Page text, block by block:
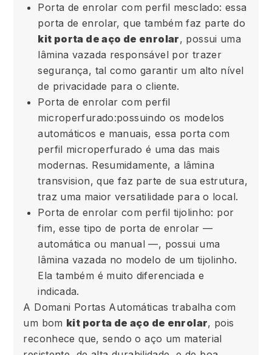
Porta de enrolar com perfil mesclado: essa
porta de enrolar, que também faz parte do
kit porta de aço de enrolar, possui uma
lâmina vazada responsável por trazer
segurança, tal como garantir um alto nível
de privacidade para o cliente.
Porta de enrolar com perfil
microperfurado:possuindo os modelos
automáticos e manuais, essa porta com
perfil microperfurado é uma das mais
modernas. Resumidamente, a lâmina
transvision, que faz parte de sua estrutura,
traz uma maior versatilidade para o local.
Porta de enrolar com perfil tijolinho: por
fim, esse tipo de porta de enrolar —
automática ou manual —, possui uma
lâmina vazada no modelo de um tijolinho.
Ela também é muito diferenciada e
indicada.
A Domani Portas Automáticas trabalha com
um bom kit porta de aço de enrolar, pois
reconhece que, sendo o aço um material